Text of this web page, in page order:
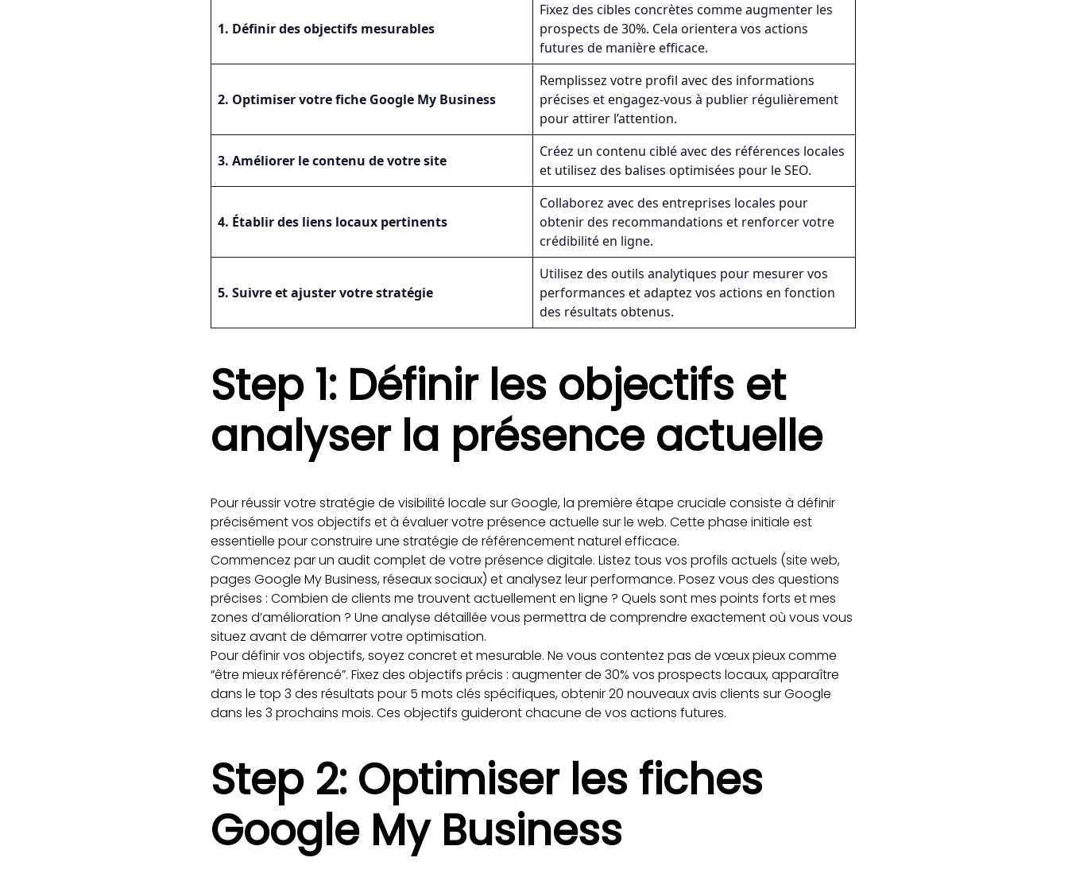
1. Définir des objectifs mesurables
Fixez des cibles concrètes comme augmenter les
prospects de 30%. Cela orientera vos actions
futures de manière efficace.
2. Optimiser votre fiche Google My Business
Remplissez votre profil avec des informations
précises et engagez-vous à publier régulièrement
pour attirer l’attention.
3. Améliorer le contenu de votre site
Créez un contenu ciblé avec des références locales
et utilisez des balises optimisées pour le SEO.
4. Établir des liens locaux pertinents
Collaborez avec des entreprises locales pour
obtenir des recommandations et renforcer votre
crédibilité en ligne.
5. Suivre et ajuster votre stratégie
Utilisez des outils analytiques pour mesurer vos
performances et adaptez vos actions en fonction
des résultats obtenus.
Step 1: Définir les objectifs et
analyser la présence actuelle
Pour réussir votre stratégie de visibilité locale sur Google, la première étape cruciale consiste à définir
précisément vos objectifs et à évaluer votre présence actuelle sur le web. Cette phase initiale est
essentielle pour construire une stratégie de référencement naturel efficace.
Commencez par un audit complet de votre présence digitale. Listez tous vos profils actuels (site web,
pages Google My Business, réseaux sociaux) et analysez leur performance. Posez vous des questions
précises : Combien de clients me trouvent actuellement en ligne ? Quels sont mes points forts et mes
zones d’amélioration ? Une analyse détaillée vous permettra de comprendre exactement où vous vous
situez avant de démarrer votre optimisation.
Pour définir vos objectifs, soyez concret et mesurable. Ne vous contentez pas de vœux pieux comme
“être mieux référencé”. Fixez des objectifs précis : augmenter de 30% vos prospects locaux, apparaître
dans le top 3 des résultats pour 5 mots clés spécifiques, obtenir 20 nouveaux avis clients sur Google
dans les 3 prochains mois. Ces objectifs guideront chacune de vos actions futures.
Step 2: Optimiser les fiches
Google My Business